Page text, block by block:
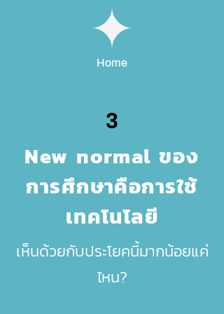
เห็นด้วยกับประโยคนี้มากน้อยแค่
ไหน?
3
Home
New normal ของ
การศึกษาคือการใช้
เทคโนโลยี